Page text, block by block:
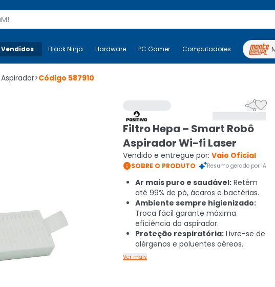
Mais-v- Black Ninja Hardware PC Gamer Computadores
Black Ninja Hardware PC Gamer Computadores Periféricos
>Código 587910

Filtro Hepa – Smart Robô
Aspirador Wi-fi Laser
Vendido e entregue por: Vaio Oficial
SOBRE O PRODUTO Resumo gerado por IA
Ar mais puro e saudável: Retém
até 99% de pó, ácaros e bactérias.
Ambiente sempre higienizado:
Troca fácil garante máxima
eficiência do aspirador.
Proteção respiratória: Livre-se de
alérgenos e poluentes aéreos.
Ver mais